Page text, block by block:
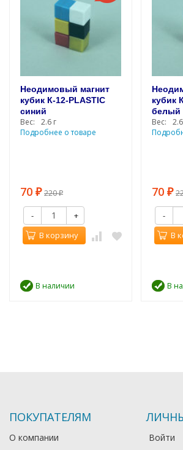
Неодимовый магнит
кубик К-12-PLASTIC
синий
Вес:
2.6 г
Подробнее о товаре
70 ₽ 220₽
-
+
В корзину
В наличии
кубик
белый
Вес:
70 ₽
-
В
В
ПОКУПАТЕЛЯМ
О компании
Войти